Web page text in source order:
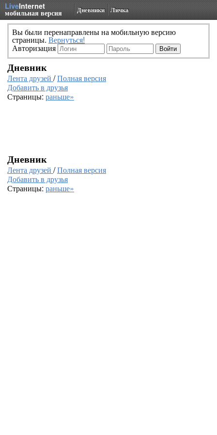
LiveInternet
мобильная версия Дневники Личка
Вы были перенаправлены на мобильную версию
страницы. Вернуться!
Авторизация
Дневник
Лента друзей /Полная версия
Добавить в друзья
Страницы: раньше»
Дневник
Лента друзей /Полная версия
Добавить в друзья
Страницы: раньше»